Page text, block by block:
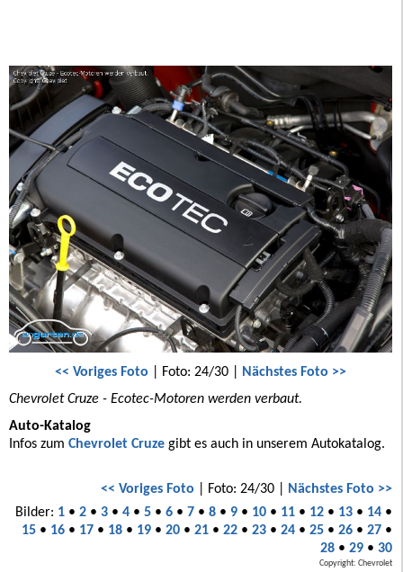
<< Voriges Foto | Foto: 24/30 | Nächstes Foto >>
Chevrolet Cruze - Ecotec-Motoren werden verbaut.
Auto-Katalog
Infos zum Chevrolet Cruze gibt es auch in unserem Autokatalog.
<< Voriges Foto | Foto: 24/30 | Nächstes Foto >>
Bilder: 1• 2• 3• 4• 5• 6• 7• 8• 9• 10• 11• 12• 13• 14•
15• 16• 17• 18• 19• 20• 21• 22• 23• 24• 25• 26• 27•
28• 29• 30
Copyright: Chevrolet